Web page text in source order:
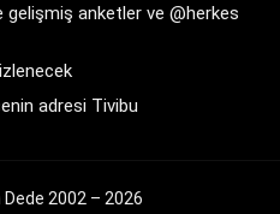
anketler ve @herkes
adresi Tivibu
2002 – 2026